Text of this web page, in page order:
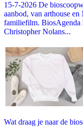
15-7-2026 De
aanbod, van arthouse
familiefilm. BiosAgenda
Christopher Nolans...
Wat draag je naar de